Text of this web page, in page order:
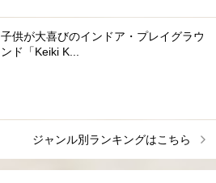
子供が大喜びのインドア・プレイグラウ
ンド「Keiki K...
ジャンル別ランキングはこちら